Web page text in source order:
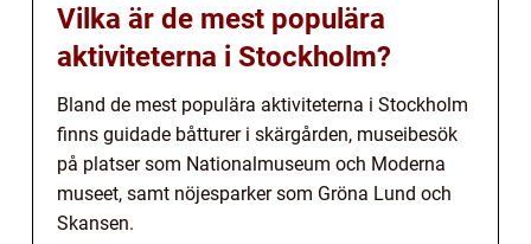
Vilka är de mest populära
aktiviteterna i Stockholm?
Bland de mest populära aktiviteterna i Stockholm
finns guidade båtturer i skärgården, museibesök
på platser som Nationalmuseum och Moderna
museet, samt nöjesparker som Gröna Lund och
Skansen.